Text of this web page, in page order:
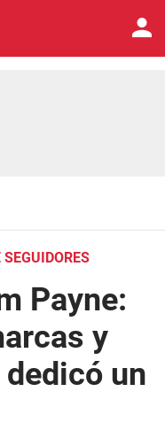
Payne:
y
dedicó un